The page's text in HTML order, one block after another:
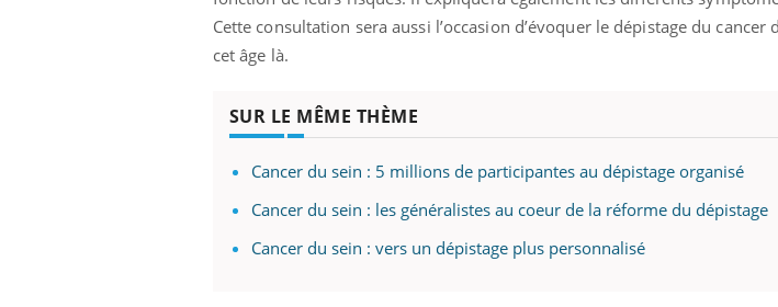
Cette consultation sera aussi l’occasion d’évoquer le dépistage du
cet âge là.
SUR LE MÊME THÈME
Cancer du sein : 5 millions de participantes au dépistage organisé
Cancer du sein : les généralistes au coeur de la réforme du dépistage
Cancer du sein : vers un dépistage plus personnalisé